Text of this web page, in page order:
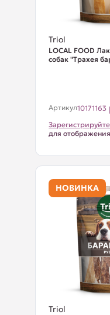
Triol
LOCAL FOOD
собак "Трахея
Артикул10171163
для
НОВИНКА
Triol